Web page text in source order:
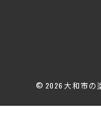
© 2026 大和市の